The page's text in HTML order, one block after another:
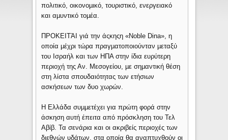
πολιτικό, οικονοµικό, τουριστικό, ενεργειακό
και αµυντικό τοµέα.
ΠΡΟΚΕΙΤΆΙ γιά την άςκηςη «Noble Dina», η
οποία µέχρι τώρα πραγµατοποιούνταν µεταξύ
του Ισραήλ και των ΗΠΑ στην ίδια ευρύτερη
περιοχή της Αν. Μεσογείου, µε σηµαντική θέση
στη λίστα σπουδαιότητας των ετήσιων
ασκήσεων των δυο χωρών.
Η Ελλάδα συµµετέχει για πρώτη φορά στην
άσκηση αυτή έπειτα από πρόσκληση του Τελ
Αβίβ. Τα σενάρια και οι ακριβείς περιοχές των
διεθνών υδάτων, στα οποία θα αναπτυχθούν οι